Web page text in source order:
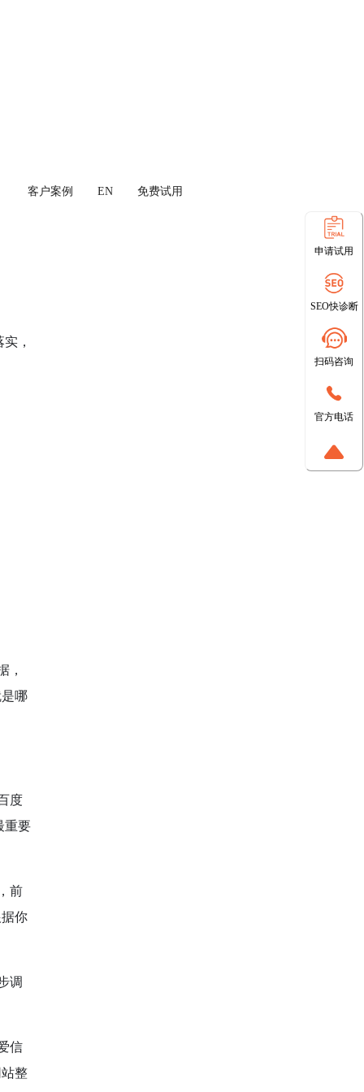
客户案例 EN 免费试用
，
，
哪
度
重要
前
你
调
信
整
申请试用
SEO快诊断
扫码咨询
官方电话